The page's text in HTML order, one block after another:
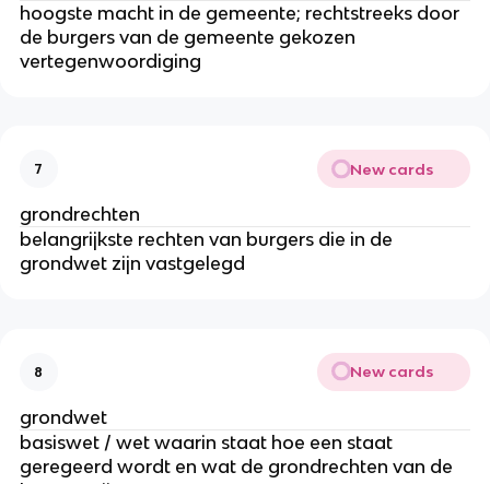
hoogste macht in de gemeente; rechtstreeks door
de burgers van de gemeente gekozen
vertegenwoordiging
7 New cards
grondrechten
belangrijkste rechten van burgers die in de
grondwet zijn vastgelegd
8 New cards
grondwet
basiswet / wet waarin staat hoe een staat
geregeerd wordt en wat de grondrechten van de